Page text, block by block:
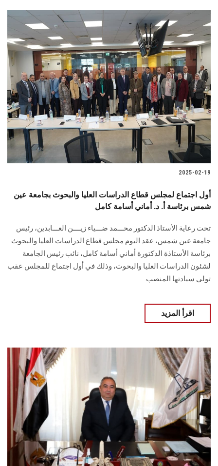
2025-02-19
أول اجتماع لمجلس قطاع الدراسات العليا والبحوث بجامعة عين
شمس برئاسة أ. د. أماني أسامة كامل
تحت رعاية الأستاذ الدكتور محـــمد ضـــياء زيــــن العـــابدين، رئيس
جامعة عين شمس، عقد اليوم مجلس قطاع الدراسات العليا والبحوث
برئاسة الأستاذة الدكتورة أماني أسامة كامل، نائب رئيس الجامعة
لشئون الدراسات العليا والبحوث، وذلك في أول اجتماع للمجلس عقب
تولي سيادتها المنصب.
اقرأ المزيد